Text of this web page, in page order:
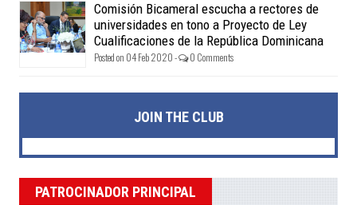
Comisión Bicameral escucha a rectores de
universidades en tono a Proyecto de Ley
Cualificaciones de la República Dominicana
Posted on 04 Feb 2020 - 0 Comments
JOIN THE CLUB
PATROCINADOR PRINCIPAL